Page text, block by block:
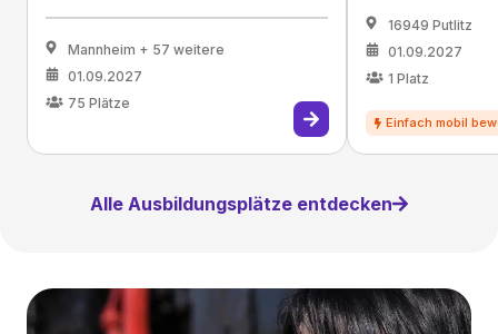
Mannheim + 57 weitere
01.09.2027
75 Plätze
16949 Putlitz
01.09.2027
1 Platz
Alle Ausbildungsplätze entdecken